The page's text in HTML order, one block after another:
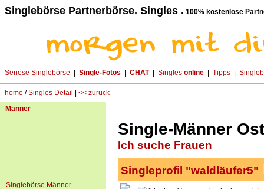
Singlebörse Partnerbörse. Singles . 100% kostenlose
Seriöse Singlebörse Single-Fotos CHAT| Singles online Tipps
home /Singles Detail
<< zurück
Männer
Singlebörse Männer
Single-Männer
Ich suche Frauen
Singleprofil "waldläufer5"